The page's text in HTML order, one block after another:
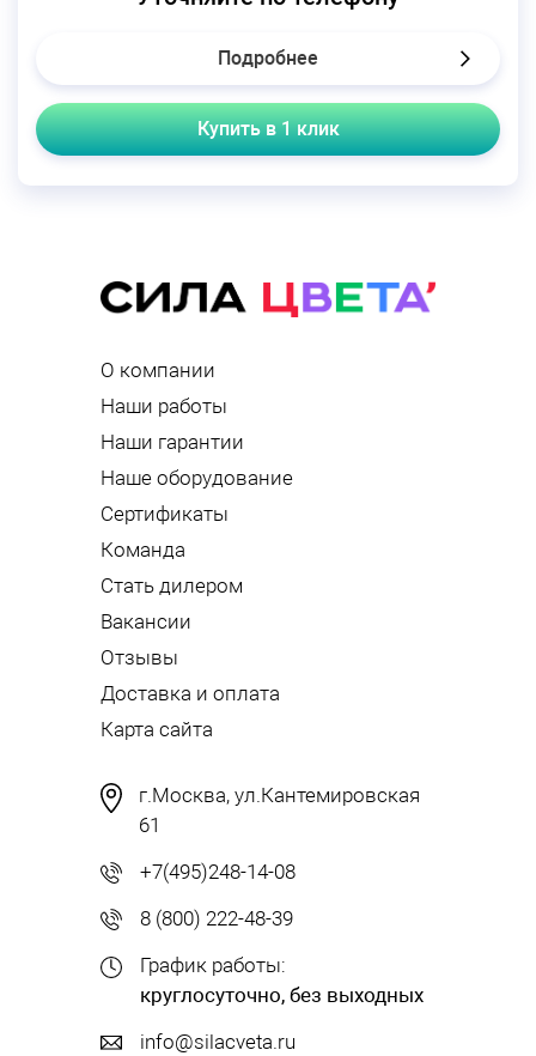
Подробнее
Купить в 1 клик
О компании
Наши работы
Наши гарантии
Наше оборудование
Сертификаты
Команда
Стать дилером
Вакансии
Отзывы
Доставка и оплата
Карта сайта
г.Москва, ул.Кантемировская
61
+7(495)248-14-08
8 (800) 222-48-39
График работы:
круглосуточно, без выходных
info@silacveta.ru